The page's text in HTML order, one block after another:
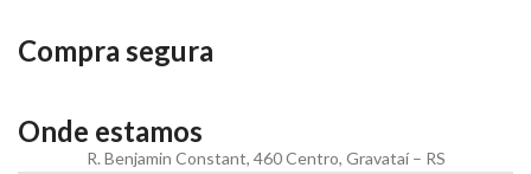
Compra segura
Onde estamos
R. Benjamin Constant, 460 Centro, Gravataí – RS